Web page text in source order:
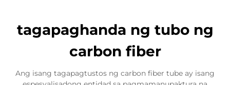
tagapaghanda ng tubo ng
carbon fiber
Ang isang tagapagtustos ng carbon fiber tube ay isang